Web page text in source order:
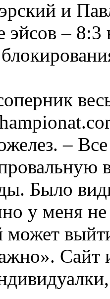
и
– 8:3
–
Было
у меня не
Сайт